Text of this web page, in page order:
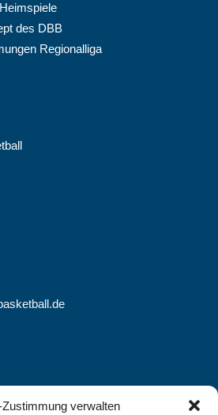
verwalten
des DBB
Regionalliga